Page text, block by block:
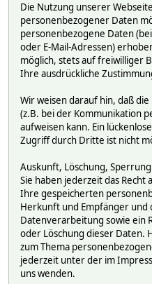
Die Nutzung unserer
personenbezogener Daten
personenbezogene Daten
oder E-Mail-Adressen)
möglich, stets auf freiwilliger
Ihre ausdrückliche
Wir weisen darauf hin, daß
(z.B. bei der Kommunikation
aufweisen kann. Ein
Zugriff durch Dritte ist nicht
Auskunft, Löschung, Sperrung
Sie haben jederzeit das
Ihre gespeicherten
Herkunft und Empfänger und
Datenverarbeitung sowie ein
oder Löschung dieser Daten.
zum Thema
jederzeit unter der im
uns wenden.